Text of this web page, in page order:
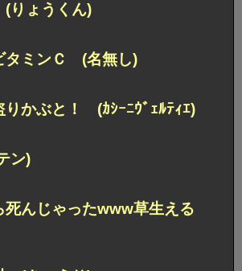
りょうくん)
タミンＣ (名無し)
りかぶと！ (ｶｼｰﾆｳﾞｪﾙﾃｨｴ)
ン)
死んじゃったwww草生える